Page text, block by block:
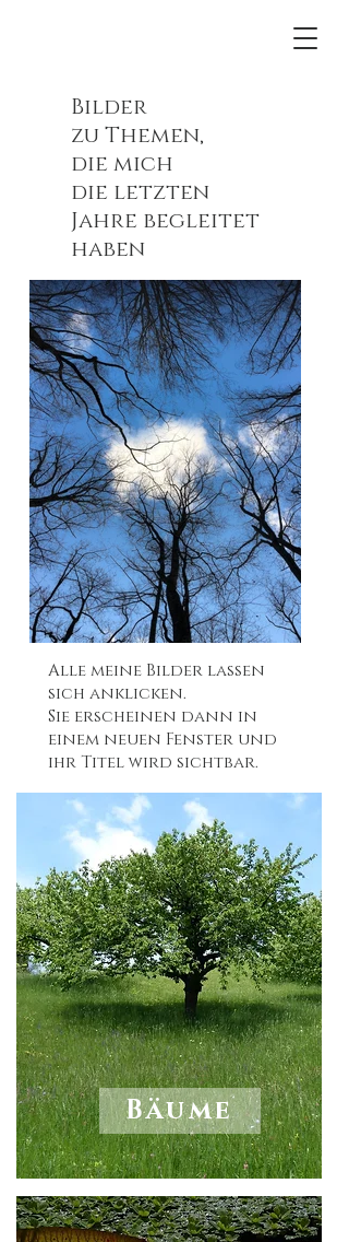
Bilder
zu Themen,
die mich
die letzten
Jahre begleitet
haben
Alle meine Bilder lassen
sich anklicken.
Sie erscheinen dann in
einem neuen Fenster und
ihr Titel wird sichtbar.
Bäume